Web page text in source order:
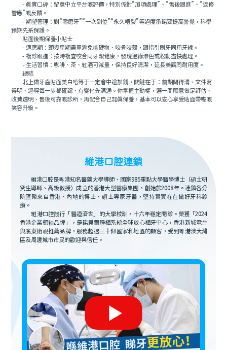
- 真實口碑：留意中立平台嘅評價，特別係對“加項處理”、“售後跟進”、“返修
響應”嘅反饋。
- 期望管理：對“零磨牙”“一次到位”“永久唔裂”等過度承諾要提高警覺，科學
預期先系保護。
貼面後期保養小貼士
- 適應期：頭幾星期盡量避免啃硬物、咬骨咬殼，跟指引刷牙同用牙線。
- 複診跟進：按時複查咬合同牙龈健康，發現邊緣滲色或松動盡快處理。
- 生活習慣：咖啡、茶、紅酒可減量，保持良好清潔，延長美觀同耐用度。
總結
北上做牙齒貼面美白唔等于一定會中途加錢，關鍵在于：前期問得清、文件寫
得明、過程每一步都確認、有變化先溝通。你掌握主動權，選一間願意做足評估、
收費透明、售後可靠嘅診所，再配合自己認真保養，基本可以安心享受貼面帶嚟嘅
笑容升級。
維港口腔連鎖
維港口腔是粵港知名醫藥大學導師、國家985重點大學醫學博士（碩士研
究生導師、高級教授）成立的香港大型醫療集團，創始於2008年。連鎖各分
院匯聚來自香港、內地的博士、碩士專家牙醫，堅持實實在在做好牙科診
療。
維港口腔踐行「醫道濟世」的大學校訓，十六年穩定開診。榮獲「2024
香港企業領袖品牌」，是諾貝爾種植系統全球放心植牙中心，香港新城電台
與廣東衛視推薦品牌，服務超過三十個國家和地區的顧客，受到粵港澳大灣
區及周邊城市市民的歡迎與信任。